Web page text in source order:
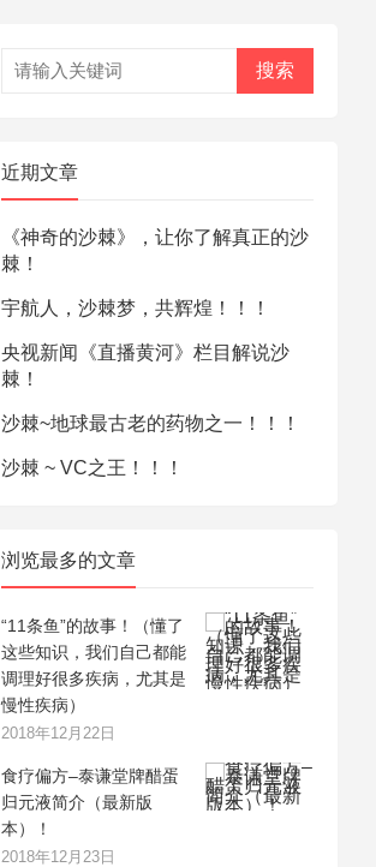
搜索
近期文章
《神奇的沙棘》，让你了解真正的沙
棘！
宇航人，沙棘梦，共辉煌！！！
央视新闻《直播黄河》栏目解说沙
棘！
沙棘~地球最古老的药物之一！！！
沙棘 ~ VC之王！！！
浏览最多的文章
“11条鱼”的故事！（懂了
这些知识，我们自己都能
调理好很多疾病，尤其是
慢性疾病）
2018年12月22日
食疗偏方–泰谦堂牌醋蛋
归元液简介（最新版
本）！
2018年12月23日